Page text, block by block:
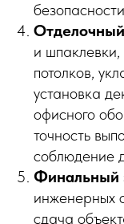
и шпаклевки,
потолков,
установка
офисного
точность
соблюдение
Финальный
инженерных
сдача